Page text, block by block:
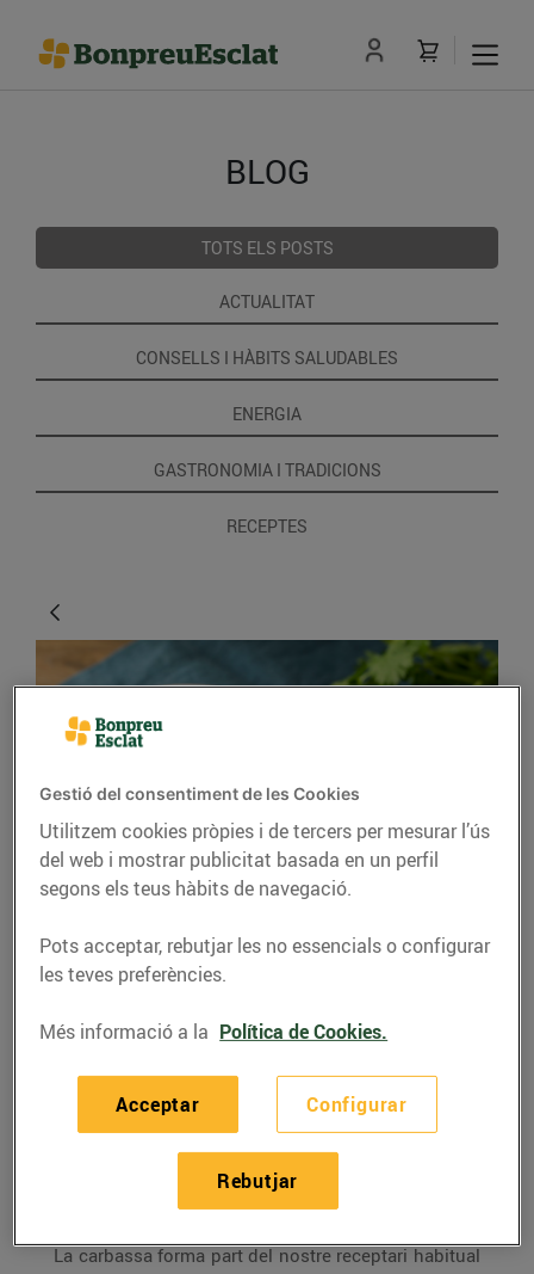
BLOG
TOTS ELS POSTS
ACTUALITAT
CONSELLS I HÀBITS SALUDABLES
ENERGIA
GASTRONOMIA I TRADICIONS
RECEPTES
CONSELLS I HÀBITS SALUDABLES
La carbassa, el gran
tresor gastronòmic de
la tardor
Una hortalissa bona, nutritiva, saludable i molt
versàtil a la cuina, que permet crear infinitats de
plats a la cuina, dolços i salats.
La carbassa forma part del nostre receptari habitual
Gestió del consentiment de les Cookies
Utilitzem cookies pròpies i de tercers per mesurar l’ús
del web i mostrar publicitat basada en un perfil
segons els teus hàbits de navegació.
Pots acceptar, rebutjar les no essencials o configurar
les teves preferències.
Més informació a la Política de Cookies.
Configurar
Rebutjar
Acceptar